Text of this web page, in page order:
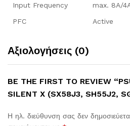
Input Frequency
max. 8A/
PFC
Active
Αξιολογήσεις (0)
BE THE FIRST TO REVIEW
SILENT X (SX58J3, SH55J2,
Η ηλ. διεύθυνση σας δεν